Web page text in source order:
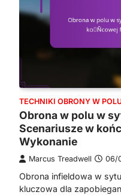
TECHNIKI OBRONY W
Obrona w polu w
Scenariusze w
Wykonanie
Marcus Treadwell 06/
Obrona infieldowa w
kluczowa dla